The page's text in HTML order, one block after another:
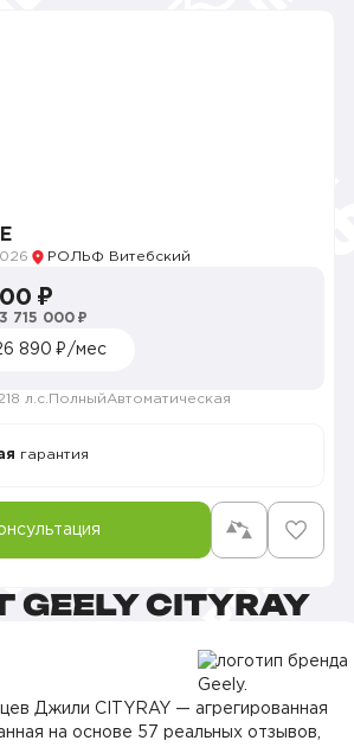
РОЛЬФ Витебский
₽
3 715 000 ₽
890 ₽/мес
л.с. ПолныйАвтоматическая
гарантия
CITYRAY
Джили CITYRAY — агрегированная
на основе 57 реальных отзывов,